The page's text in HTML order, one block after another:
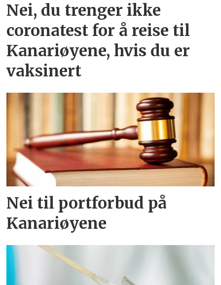
Nei, du trenger ikke
coronatest for å reise til
Kanariøyene, hvis du er
vaksinert
Nei til portforbud på
Kanariøyene